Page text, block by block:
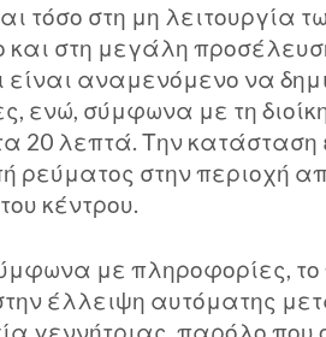
τόσο στη μη λειτουργία
και στη μεγάλη
είναι αναμενόμενο να
ενώ, σύμφωνα με τη
20 λεπτά. Την κατάσταση
ρεύματος στην περιοχή
κέντρου.
με πληροφορίες,
έλλειψη αυτόματης